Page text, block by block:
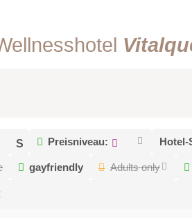
Preisniveau: Hotel-
gayfriendly Adults only